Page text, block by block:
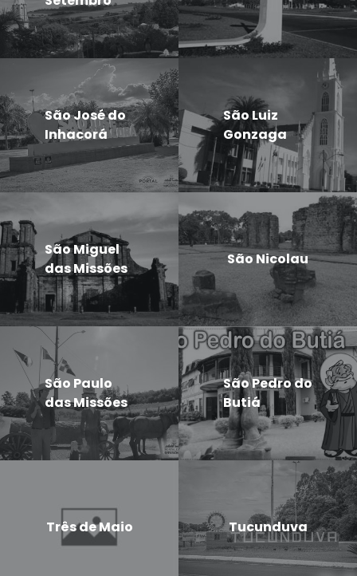
São José do
Inhacorá
São Luiz
Gonzaga
São Miguel
das Missões
São Nicolau
São Paulo
das Missões
São Pedro do
Butiá
Três de Maio Tucunduva